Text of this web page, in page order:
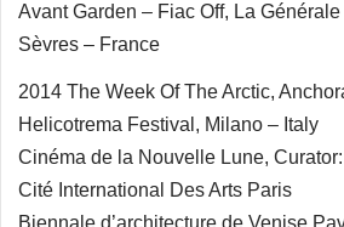
Avant Garden – Fiac Off, La
Sèvres – France
2014 The Week Of The Arctic,
Helicotrema Festival, Milano – Italy
Cinéma de la Nouvelle Lune,
Cité International Des Arts Paris
Biennale d’architecture de Venise